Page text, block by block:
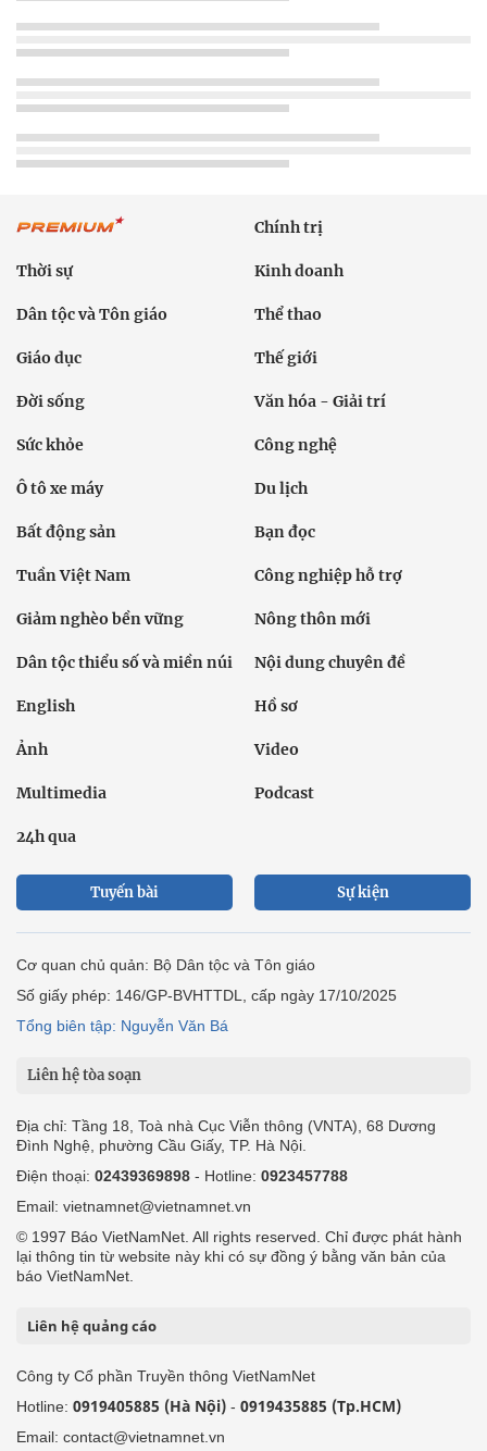
Chính trị
Thời sự Kinh doanh
Dân tộc và Tôn giáo Thể thao
Giáo dục Thế giới
Đời sống Văn hóa - Giải trí
Sức khỏe Công nghệ
Ô tô xe máy Du lịch
Bất động sản Bạn đọc
Tuần Việt Nam Công nghiệp hỗ trợ
Giảm nghèo bền vững Nông thôn mới
Dân tộc thiểu số và miền núi Nội dung chuyên đề
English Hồ sơ
Ảnh Video
Multimedia Podcast
24h qua
Tuyến bài Sự kiện
Cơ quan chủ quản: Bộ Dân tộc và Tôn giáo
Số giấy phép: 146/GP-BVHTTDL, cấp ngày 17/10/2025
Tổng biên tập: Nguyễn Văn Bá
Liên hệ tòa soạn
Địa chỉ: Tầng 18, Toà nhà Cục Viễn thông (VNTA), 68 Dương
Đình Nghệ, phường Cầu Giấy, TP. Hà Nội.
Điện thoại: 02439369898 - Hotline: 0923457788
Email: vietnamnet@vietnamnet.vn
© 1997 Báo VietNamNet. All rights reserved. Chỉ được phát hành
lại thông tin từ website này khi có sự đồng ý bằng văn bản của
báo VietNamNet.
Liên hệ quảng cáo
Công ty Cổ phần Truyền thông VietNamNet
Hotline: 0919405885 (Hà Nội) - 0919435885 (Tp.HCM)
Email: contact@vietnamnet.vn